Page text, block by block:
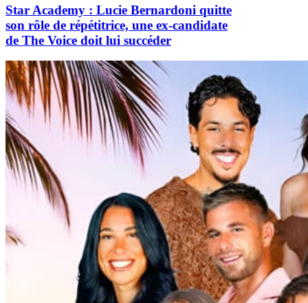
Star Academy : Lucie Bernardoni quitte
son rôle de répétitrice, une ex-candidate
de The Voice doit lui succéder